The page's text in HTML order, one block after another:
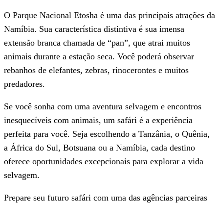
O Parque Nacional Etosha é uma das principais atrações da
Namíbia. Sua característica distintiva é sua imensa
extensão branca chamada de “pan”, que atrai muitos
animais durante a estação seca. Você poderá observar
rebanhos de elefantes, zebras, rinocerontes e muitos
predadores.
Se você sonha com uma aventura selvagem e encontros
inesquecíveis com animais, um safári é a experiência
perfeita para você. Seja escolhendo a Tanzânia, o Quênia,
a África do Sul, Botsuana ou a Namíbia, cada destino
oferece oportunidades excepcionais para explorar a vida
selvagem.
Prepare seu futuro safári com uma das agências parceiras